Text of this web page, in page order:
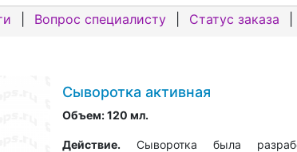
Вопрос специалисту Статус заказа
Сыворотка активная
Объем: 120 мл.
Действие. Сыворотка была